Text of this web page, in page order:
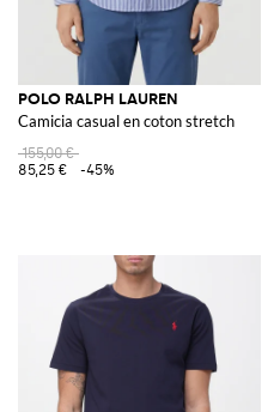
POLO RALPH LAUREN
Camicia casual en coton stretch
155,00 €
85,25 €
-45%